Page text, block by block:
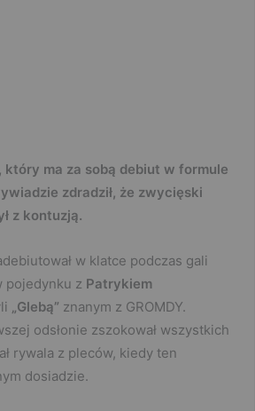
który ma za sobą debiut w formule
zdradził, że zwycięski
z kontuzją.
w klatce podczas gali
pojedynku z Patrykiem
„Glebą” znanym z GROMDY.
odsłonie zszokował wszystkich
rywala z pleców, kiedy ten
dosiadzie.